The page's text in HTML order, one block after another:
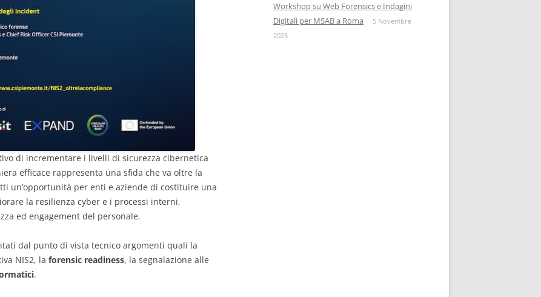
di incrementare i livelli di sicurezza cibernetica
efficace rappresenta una sfida che va oltre la
un’opportunità per enti e aziende di costituire una
la resilienza cyber e i processi interni,
ed engagement del personale.
dal punto di vista tecnico argomenti quali la
NIS2, la forensic readiness, la segnalazione alle
.
Workshop su Web Forensics e Indagini
Digitali per MSAB a Roma
5 Novembre
2025